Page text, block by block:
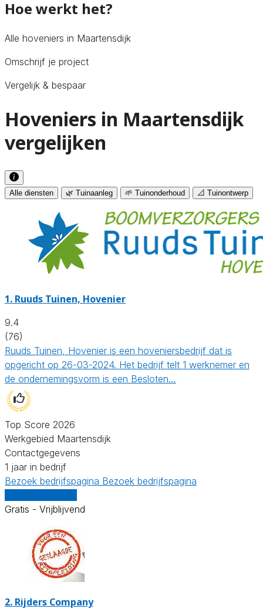
Hoe werkt het?
Alle hoveniers in Maartensdijk
Omschrijf je project
Vergelijk & bespaar
Hoveniers in Maartensdijk
vergelijken
Alle diensten 🌿 Tuinaanleg 🌱 Tuinonderhoud 📐 Tuinontwerp
1. Ruuds Tuinen, Hovenier
9.4
(76)
Ruuds Tuinen, Hovenier is een hoveniersbedrijf dat is
opgericht op 26-03-2024. Het bedrijf telt 1 werknemer en
de ondernemingsvorm is een Besloten…
Top Score 2026
Werkgebied Maartensdijk
Contactgegevens
1 jaar in bedrijf
Bezoek bedrijfspagina Bezoek bedrijfspagina
Gratis - Vrijblijvend
2. Rijders Company